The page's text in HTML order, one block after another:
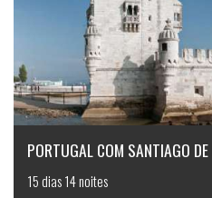
PORTUGAL COM SANTIAGO
15 dias 14 noites